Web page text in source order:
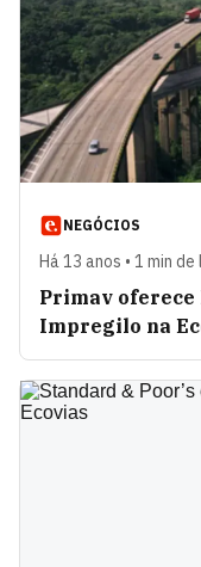
NEGÓCIOS
Há 13 anos • 1 min
Primav oferece
Impregilo na